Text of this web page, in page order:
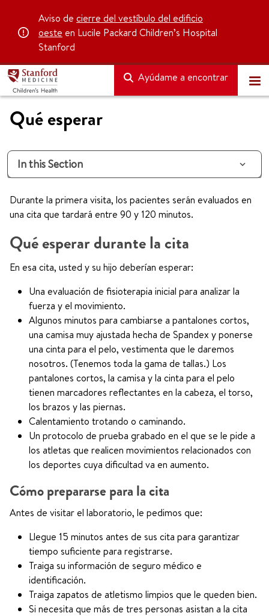
Aviso de cierre del vestíbulo del edificio
oeste en Lucile Packard Children’s Hospital
Stanford
Ayúdame a encontrar
Qué esperar
In this Section
Durante la primera visita, los pacientes serán evaluados en
una cita que tardará entre 90 y 120 minutos.
Qué esperar durante la cita
En esa cita, usted y su hijo deberían esperar:
Una evaluación de fisioterapia inicial para analizar la
fuerza y el movimiento.
Algunos minutos para cambiarse a pantalones cortos,
una camisa muy ajustada hecha de Spandex y ponerse
una cinta para el pelo, vestimenta que le daremos
nosotros. (Tenemos toda la gama de tallas.) Los
pantalones cortos, la camisa y la cinta para el pelo
tienen marcadores reflectantes en la cabeza, el torso,
los brazos y las piernas.
Calentamiento trotando o caminando.
Un protocolo de prueba grabado en el que se le pide a
los atletas que realicen movimientos relacionados con
los deportes cuya dificultad va en aumento.
Cómo prepararse para la cita
Antes de visitar el laboratorio, le pedimos que:
Llegue 15 minutos antes de sus cita para garantizar
tiempo suficiente para registrarse.
Traiga su información de seguro médico e
identificación.
Traiga zapatos de atletismo limpios que le queden bien.
Si necesita que más de tres personas asistan a la cita